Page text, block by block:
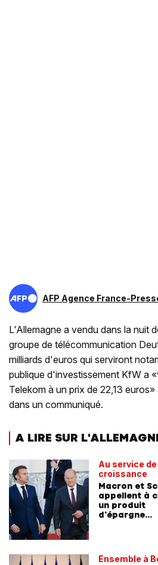
AFP Agence France-
L'Allemagne a vendu dans la nuit
groupe de télécommunication
milliards d'euros qui serviront
publique d'investissement KfW a
Telekom à un prix de 22,13
dans un communiqué.
A LIRE SUR
Au service de
croissance
Macron et
appellent à
un produit
d'épargne
Ensemble à